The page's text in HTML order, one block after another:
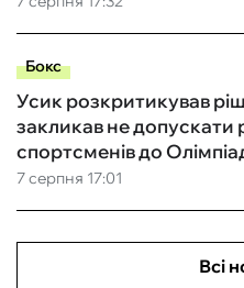
Бокс
7 серпня 17:01
Усик розкритикував
закликав не допускати
спортсменів до
Всі